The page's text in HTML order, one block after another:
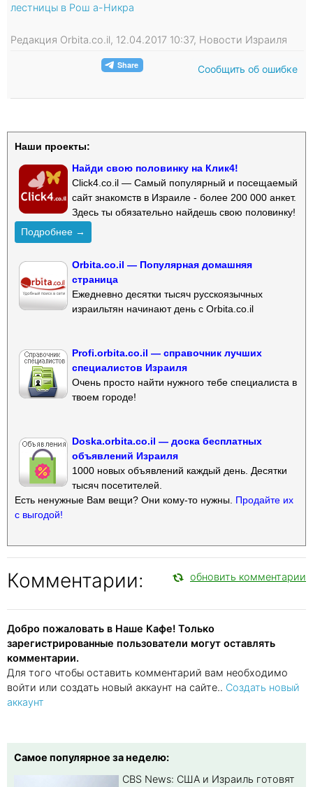
лестницы в Рош а-Никра
Редакция Orbita.co.il, 12.04.2017 10:37, Новости Израиля
Сообщить об ошибке
Наши проекты:
Найди свою половинку на Клик4!
Click4.co.il — Самый популярный и посещаемый
сайт знакомств в Израиле - более 200 000 анкет.
Здесь ты обязательно найдешь свою половинку!
Подробнее →
Orbita.co.il — Популярная домашняя
страница
Ежедневно десятки тысяч русскоязычных
израильтян начинают день с Orbita.co.il
Profi.orbita.co.il — справочник лучших
специалистов Израиля
Очень просто найти нужного тебе специалиста в
твоем городе!
Doska.orbita.co.il — доска бесплатных
объявлений Израиля
1000 новых объявлений каждый день. Десятки
тысяч посетителей.
Есть ненужные Вам вещи? Они кому-то нужны. Продайте их
с выгодой!
Комментарии: обновить комментарии
Добро пожаловать в Наше Кафе! Только
зарегистрированные пользователи могут оставлять
комментарии.
Для того чтобы оставить комментарий вам необходимо
войти или создать новый аккаунт на сайте.. Создать новый
аккаунт
Самое популярное за неделю:
CBS News: США и Израиль готовят